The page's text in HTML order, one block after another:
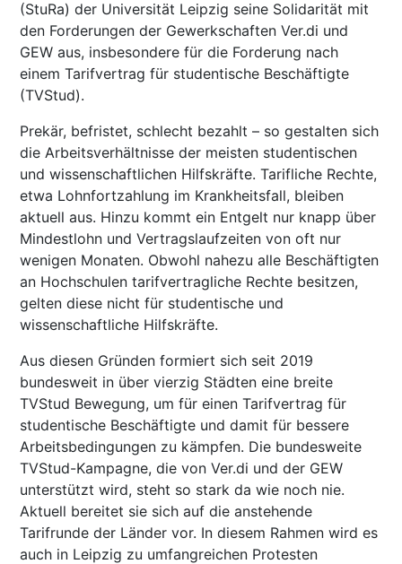
(StuRa) der Universität Leipzig seine Solidarität mit
den Forderungen der Gewerkschaften Ver.di und
GEW aus, insbesondere für die Forderung nach
einem Tarifvertrag für studentische Beschäftigte
(TVStud).
Prekär, befristet, schlecht bezahlt – so gestalten sich
die Arbeitsverhältnisse der meisten studentischen
und wissenschaftlichen Hilfskräfte. Tarifliche Rechte,
etwa Lohnfortzahlung im Krankheitsfall, bleiben
aktuell aus. Hinzu kommt ein Entgelt nur knapp über
Mindestlohn und Vertragslaufzeiten von oft nur
wenigen Monaten. Obwohl nahezu alle Beschäftigten
an Hochschulen tarifvertragliche Rechte besitzen,
gelten diese nicht für studentische und
wissenschaftliche Hilfskräfte.
Aus diesen Gründen formiert sich seit 2019
bundesweit in über vierzig Städten eine breite
TVStud Bewegung, um für einen Tarifvertrag für
studentische Beschäftigte und damit für bessere
Arbeitsbedingungen zu kämpfen. Die bundesweite
TVStud-Kampagne, die von Ver.di und der GEW
unterstützt wird, steht so stark da wie noch nie.
Aktuell bereitet sie sich auf die anstehende
Tarifrunde der Länder vor. In diesem Rahmen wird es
auch in Leipzig zu umfangreichen Protesten